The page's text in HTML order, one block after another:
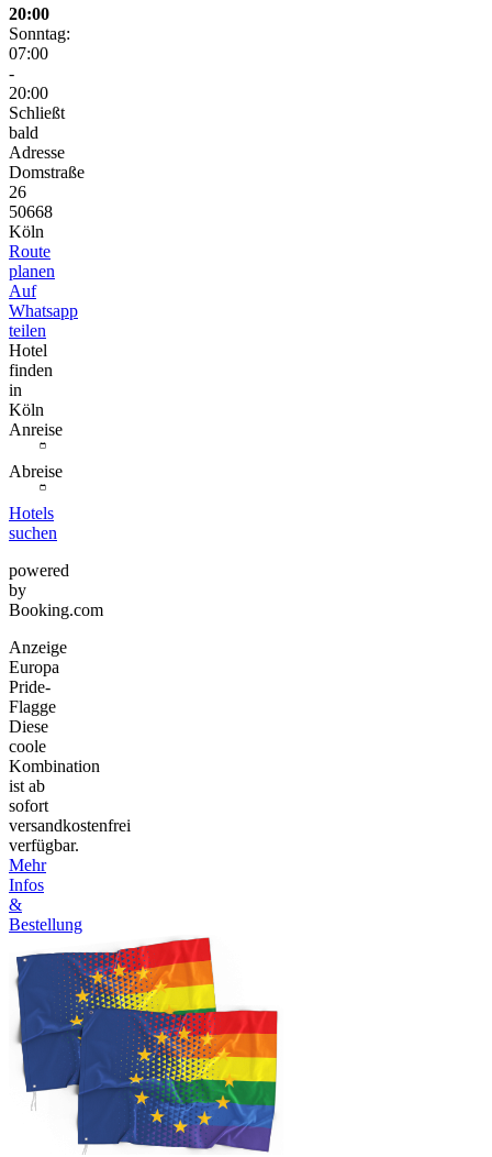
20:00
Sonntag:
07:00
-
20:00
Schließt
bald
Adresse
Domstraße
26
50668
Köln
Route
planen
Auf
Whatsapp
teilen
Hotel
finden
in
Köln
Anreise
Abreise
Hotels
suchen
powered
by
Booking.com
Anzeige
Europa
Pride-
Flagge
Diese
coole
Kombination
ist ab
sofort
versandkostenfrei
verfügbar.
Mehr
Infos
&
Bestellung